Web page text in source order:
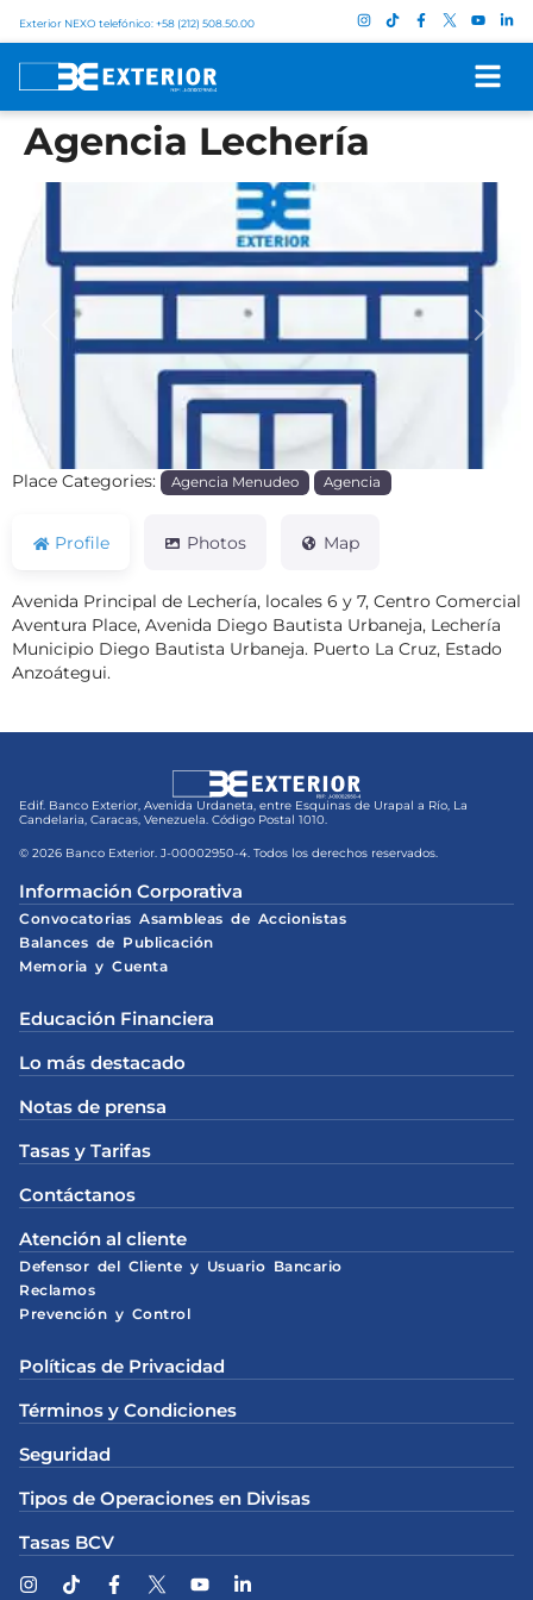
Exterior NEXO telefónico: +58 (212) 508.50.00
Agencia Lechería
Previous Next
Place Categories: Agencia Menudeo Agencia
Profile Photos Map
Avenida Principal de Lechería, locales 6 y 7, Centro Comercial
Aventura Place, Avenida Diego Bautista Urbaneja, Lechería
Municipio Diego Bautista Urbaneja. Puerto La Cruz, Estado
Anzoátegui.
Edif. Banco Exterior, Avenida Urdaneta, entre Esquinas de Urapal a Río, La
Candelaria, Caracas, Venezuela. Código Postal 1010.
© 2026 Banco Exterior. J-00002950-4. Todos los derechos reservados.
Información Corporativa
Convocatorias Asambleas de Accionistas
Balances de Publicación
Memoria y Cuenta
Educación Financiera
Lo más destacado
Notas de prensa
Tasas y Tarifas
Contáctanos
Atención al cliente
Defensor del Cliente y Usuario Bancario
Reclamos
Prevención y Control
Políticas de Privacidad
Términos y Condiciones
Seguridad
Tipos de Operaciones en Divisas
Tasas BCV